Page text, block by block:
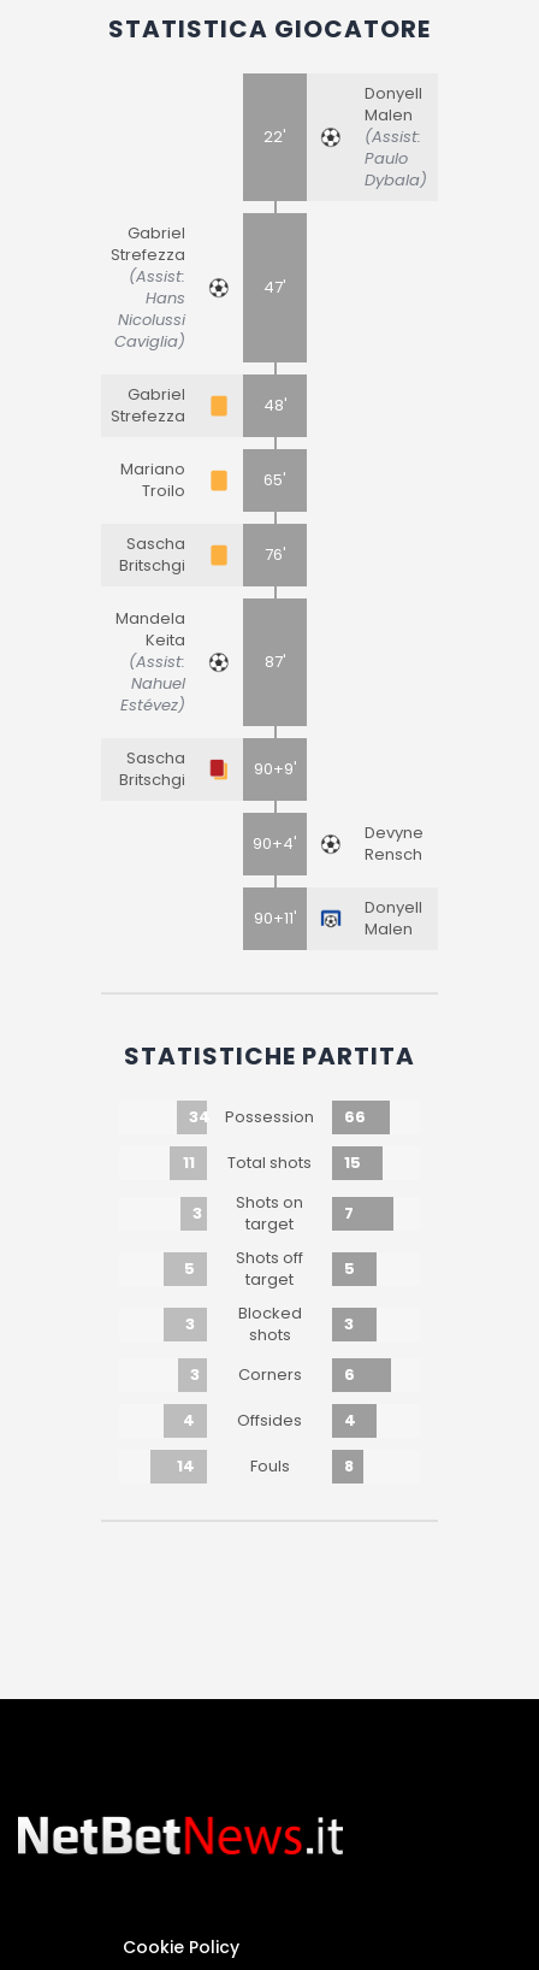
STATISTICA GIOCATORE
22'
Donyell
Malen
(Assist:
Paulo
Dybala)
Gabriel
Strefezza
(Assist:
Hans
Nicolussi
Caviglia)
47'
Gabriel
Strefezza
48'
Mariano
Troilo
65'
Sascha
Britschgi
76'
Mandela
Keita
(Assist:
Nahuel
Estévez)
87'
Sascha
Britschgi
90+9'
90+4'
Devyne
Rensch
90+11'
Donyell
Malen
STATISTICHE PARTITA
34 Possession
66
11
Total shots 15
3
Shots on
target
7
5
Shots off
target
5
3
Blocked
shots
3
3 Corners
6
4
Offsides
4
14
Fouls 8
Cookie Policy